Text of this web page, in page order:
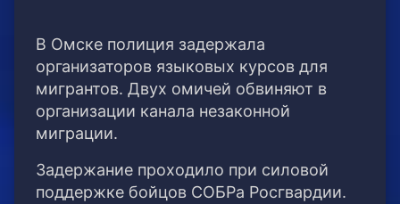
В Омске полиция задержала
организаторов языковых курсов для
мигрантов. Двух омичей обвиняют в
организации канала незаконной
миграции.
Задержание проходило при силовой
поддержке бойцов СОБРа Росгвардии.